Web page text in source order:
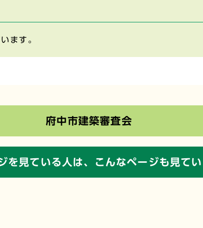
ます。
府中市建築審査会
を見ている人は、 こんなページも見て